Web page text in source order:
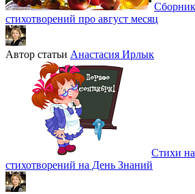
стихотворений про август месяц
Автор статьи Анастасия Ирлык
Стихи на
стихотворений на День Знаний